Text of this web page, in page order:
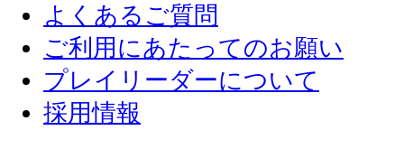
よくあるご質問
ご利用にあたってのお願い
プレイリーダーについて
採用情報